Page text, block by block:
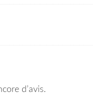
d’avis.